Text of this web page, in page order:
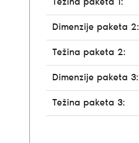
Težina paketa 1:
Dimenzije paketa 2:
Težina paketa 2:
Dimenzije paketa 3:
Težina paketa 3: